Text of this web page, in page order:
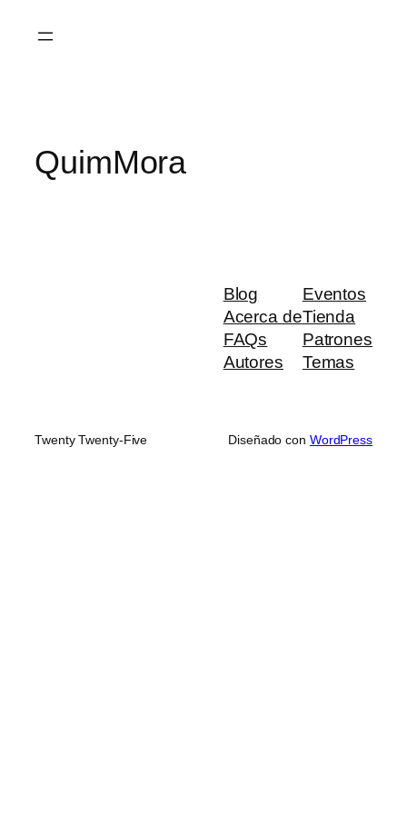
QuimMora
Blog
Acerca de
FAQs
Autores
Eventos
Tienda
Patrones
Temas
Twenty Twenty-Five Diseñado con WordPress